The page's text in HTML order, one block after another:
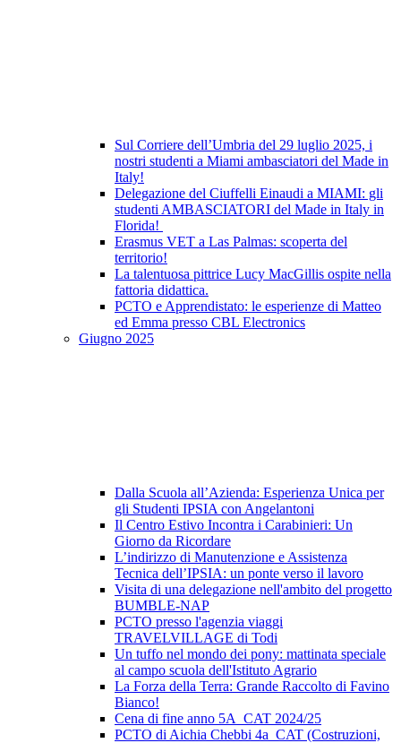
Sul Corriere dell’Umbria del 29 luglio 2025, i
nostri studenti a Miami ambasciatori del Made in
Italy!
Delegazione del Ciuffelli Einaudi a MIAMI: gli
studenti AMBASCIATORI del Made in Italy in
Florida!
Erasmus VET a Las Palmas: scoperta del
territorio!
La talentuosa pittrice Lucy MacGillis ospite nella
fattoria didattica.
PCTO e Apprendistato: le esperienze di Matteo
ed Emma presso CBL Electronics
Giugno 2025
Dalla Scuola all’Azienda: Esperienza Unica per
gli Studenti IPSIA con Angelantoni
Il Centro Estivo Incontra i Carabinieri: Un
Giorno da Ricordare
L’indirizzo di Manutenzione e Assistenza
Tecnica dell’IPSIA: un ponte verso il lavoro
Visita di una delegazione nell'ambito del progetto
BUMBLE-NAP
PCTO presso l'agenzia viaggi
TRAVELVILLAGE di Todi
Un tuffo nel mondo dei pony: mattinata speciale
al campo scuola dell'Istituto Agrario
La Forza della Terra: Grande Raccolto di Favino
Bianco!
Cena di fine anno 5A_CAT 2024/25
PCTO di Aichia Chebbi 4a_CAT (Costruzioni,